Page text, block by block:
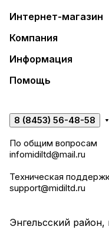
Интернет-магазин
Компания
Информация
Помощь
8 (8453) 56-48-58
По общим вопросам
infomidiltd@mail.ru
Техническая
support@midiltd.ru
Энгельсский